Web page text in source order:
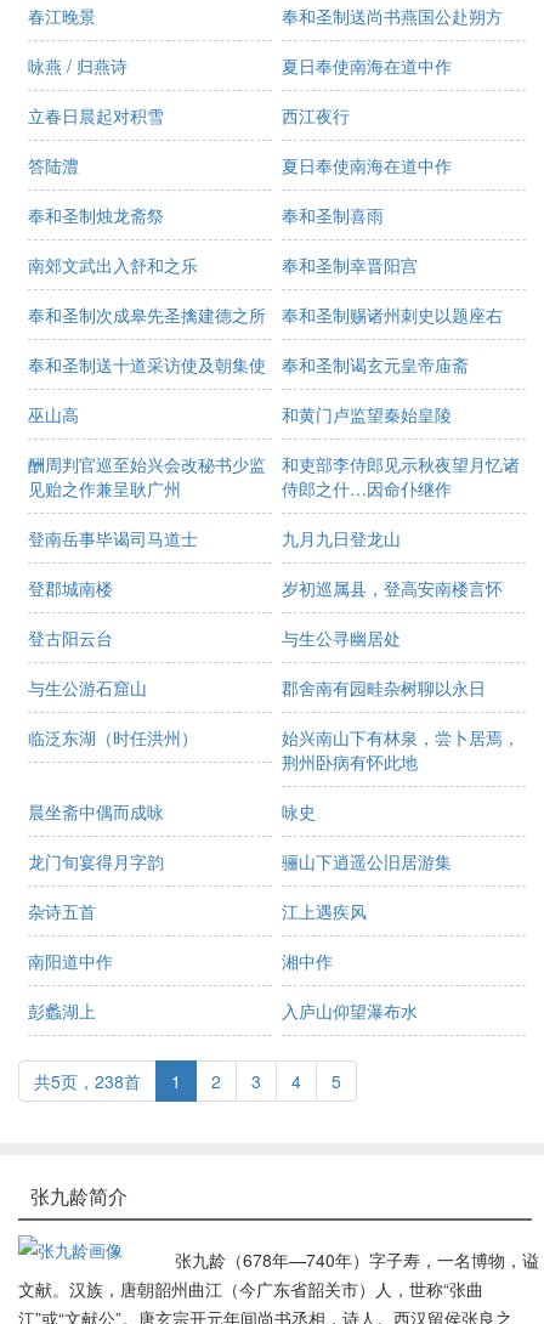
春江晚景 奉和圣制送尚书燕国公赴朔方
咏燕 / 归燕诗 夏日奉使南海在道中作
立春日晨起对积雪 西江夜行
答陆澧 夏日奉使南海在道中作
奉和圣制烛龙斋祭 奉和圣制喜雨
南郊文武出入舒和之乐 奉和圣制幸晋阳宫
奉和圣制次成皋先圣擒建德之所 奉和圣制赐诸州刺史以题座右
奉和圣制送十道采访使及朝集使 奉和圣制谒玄元皇帝庙斋
巫山高 和黄门卢监望秦始皇陵
酬周判官巡至始兴会改秘书少监
见贻之作兼呈耿广州
和吏部李侍郎见示秋夜望月忆诸
侍郎之什…因命仆继作
登南岳事毕谒司马道士 九月九日登龙山
登郡城南楼 岁初巡属县，登高安南楼言怀
登古阳云台 与生公寻幽居处
与生公游石窟山 郡舍南有园畦杂树聊以永日
临泛东湖（时任洪州）
始兴南山下有林泉，尝卜居焉，
荆州卧病有怀此地
晨坐斋中偶而成咏 咏史
龙门旬宴得月字韵 骊山下逍遥公旧居游集
杂诗五首 江上遇疾风
南阳道中作 湘中作
彭蠡湖上 入庐山仰望瀑布水
共5页，238首 1 2 3 4 5
张九龄简介
张九龄（678年—740年）字子寿，一名博物，谥
文献。汉族，唐朝韶州曲江（今广东省韶关市）人，世称“张曲
江”或“文献公”。唐玄宗开元年间尚书丞相，诗人。西汉留侯张良之